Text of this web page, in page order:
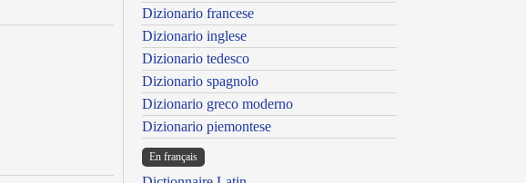
Dizionario francese
Dizionario inglese
Dizionario tedesco
Dizionario spagnolo
Dizionario greco moderno
Dizionario piemontese
En français